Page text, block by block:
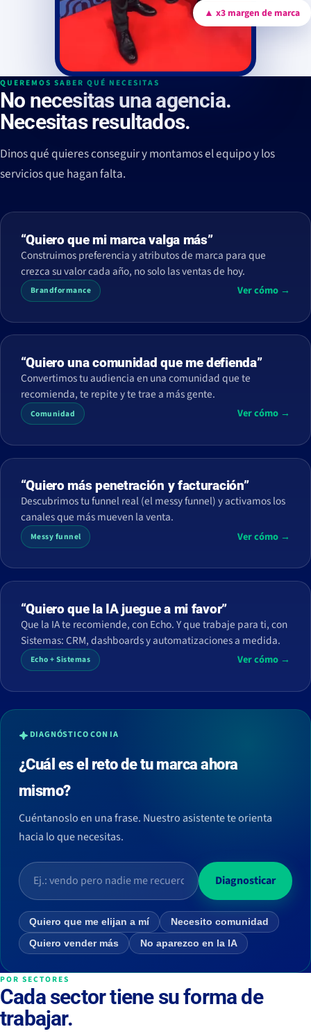
▲ x3 margen de marca
QUEREMOS SABER QUÉ NECESITAS
No necesitas una agencia.
Necesitas resultados.
Dinos qué quieres conseguir y montamos el equipo y los
servicios que hagan falta.
“Quiero que mi marca valga más”
Construimos preferencia y atributos de marca para que
crezca su valor cada año, no solo las ventas de hoy.
Brandformance Ver cómo →
“Quiero una comunidad que me defienda”
Convertimos tu audiencia en una comunidad que te
recomienda, te repite y te trae a más gente.
Comunidad Ver cómo →
“Quiero más penetración y facturación”
Descubrimos tu funnel real (el messy funnel) y activamos los
canales que más mueven la venta.
Messy funnel Ver cómo →
“Quiero que la IA juegue a mi favor”
Que la IA te recomiende, con Echo. Y que trabaje para ti, con
Sistemas: CRM, dashboards y automatizaciones a medida.
Echo + Sistemas Ver cómo →
DIAGNÓSTICO CON IA
¿Cuál es el reto de tu marca ahora
mismo?
Cuéntanoslo en una frase. Nuestro asistente te orienta
hacia lo que necesitas.
Diagnosticar
Quiero que me elijan a mí Necesito comunidad
Quiero vender más No aparezco en la IA
POR SECTORES
Cada sector tiene su forma de
trabajar.